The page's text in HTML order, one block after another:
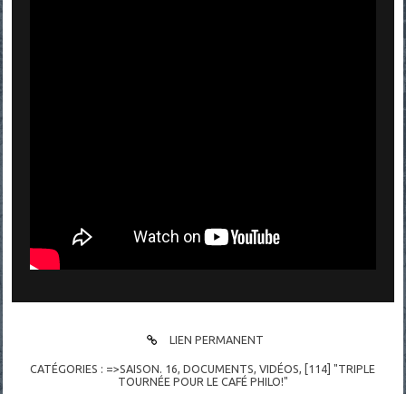
LIEN PERMANENT
CATÉGORIES : =>SAISON. 16,DOCUMENTS,VIDÉOS,
[114] "TRIPLE
TOURNÉE POUR LE CAFÉ PHILO!"